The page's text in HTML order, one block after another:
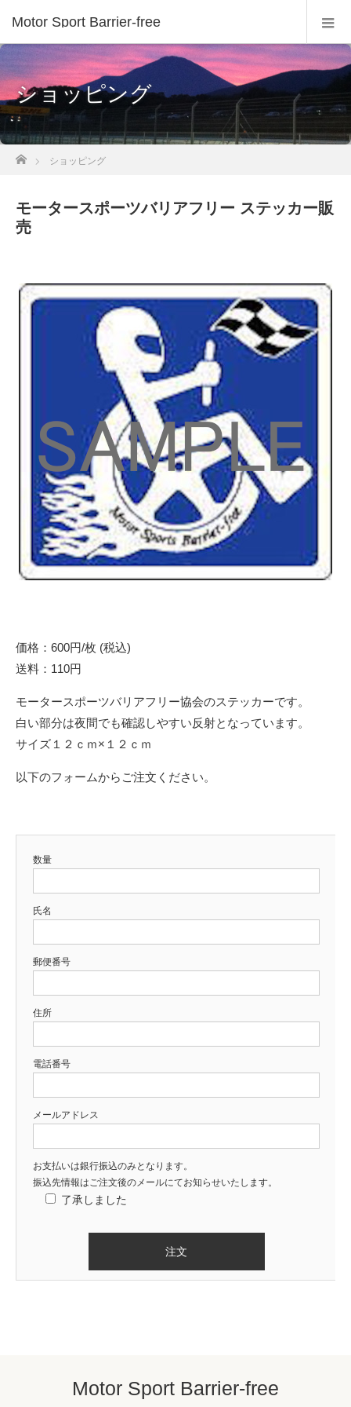
Motor Sport Barrier-free
ショッピング
ショッピング
モータースポーツバリアフリー ステッカー販
売
価格：600円/枚 (税込)
送料：110円
モータースポーツバリアフリー協会のステッカーです。
白い部分は夜間でも確認しやすい反射となっています。
サイズ１２ｃｍ×１２ｃｍ
以下のフォームからご注文ください。
数量
氏名
郵便番号
住所
電話番号
メールアドレス
お支払いは銀行振込のみとなります。
振込先情報はご注文後のメールにてお知らせいたします。
了承しました
Motor Sport Barrier-free